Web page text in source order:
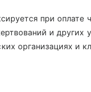
при оплате
и других
организациях и